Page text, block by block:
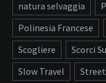
natura selvaggia
Polinesia Francese
Scogliere
Scorci
Slow Travel